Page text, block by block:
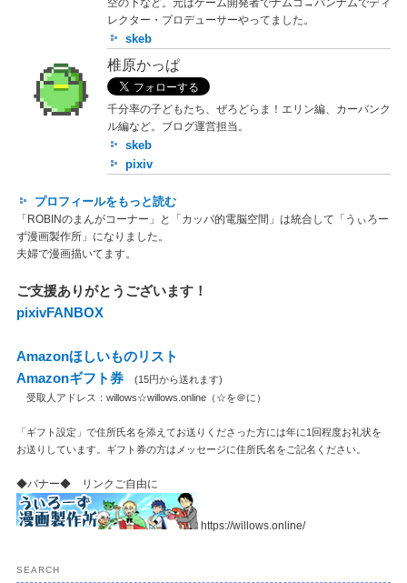
レクター・プロデューサーやってました。
skeb
椎原かっぱ
千分率の子どもたち、ぜろどらま！エリン編、カーバンク
ル編など。ブログ運営担当。
skeb
pixiv
プロフィールをもっと読む
「ROBINのまんがコーナー」と「カッパ的電脳空間」は統合して「うぃろー
ず漫画製作所」になりました。
夫婦で漫画描いてます。
ご支援ありがとうございます！
pixivFANBOX
Amazonほしいものリスト
Amazonギフト券
(15円から送れます)
受取人アドレス：willows☆willows.online（☆を＠に）
「ギフト設定」で住所氏名を添えてお送りくださった方には年に1回程度お礼状を
お送りしています。ギフト券の方はメッセージに住所氏名をご記名ください。
◆バナー◆ リンクご自由に
https://willows.online/
SEARCH